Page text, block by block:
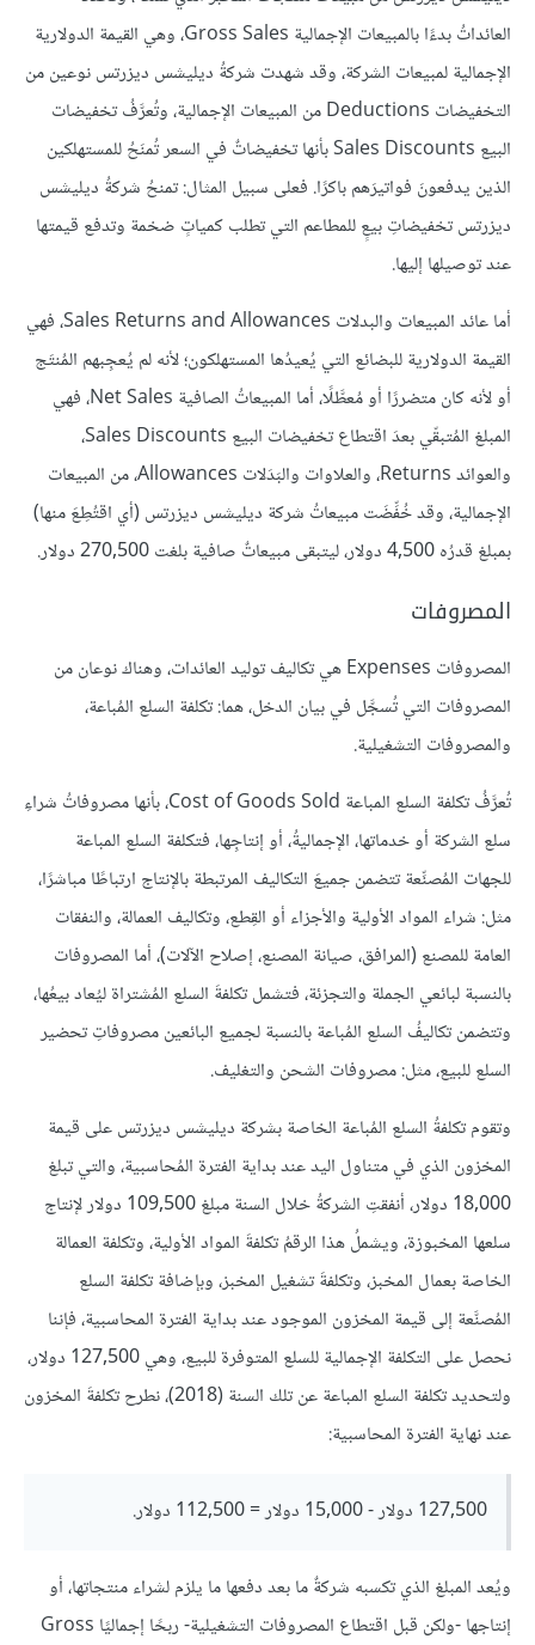
العائداتُ بدءًا بالمبيعات الإجمالية Gross Sales، وهي القيمة الدولارية
الإجمالية لمبيعات الشركة، وقد شهدت شركةُ ديليشس ديزرتس نوعين من
التخفيضات Deductions من المبيعات الإجمالية، وتُعرَّفُ تخفيضات
البيع Sales Discounts بأنها تخفيضاتٌ في السعر تُمنَحُ للمستهلكين
الذين يدفعونَ فواتيرَهم باكرًا. فعلى سبيل المثال: تمنحُ شركةُ ديليشس
ديزرتس تخفيضاتِ بيعٍ للمطاعم التي تطلب كمياتٍ ضخمة وتدفع قيمتها
عند توصيلها إليها.
أما عائد المبيعات والبدلات Sales Returns and Allowances، فهي
القيمة الدولارية للبضائع التي يُعيدُها المستهلكون؛ لأنه لم يُعجِبهم المُنتَج
أو لأنه كان متضررًا أو مُعطَّلًا، أما المبيعاتُ الصافية Net Sales، فهي
المبلغ المُتبقّي بعدَ اقتطاع تخفيضات البيع Sales Discounts،
والعوائد Returns، والعلاوات والبَدَلات Allowances، من المبيعات
الإجمالية، وقد خُفِّضَت مبيعاتُ شركة ديليشس ديزرتس (أي اقتُطِعَ منها)
بمبلغ قدرُه 4,500 دولار، ليتبقى مبيعاتٌ صافية بلغت 270,500 دولار.
المصروفات
المصروفات Expenses هي تكاليف توليد العائدات، وهناك نوعان من
المصروفات التي تُسجَّل في بيان الدخل، هما: تكلفة السلع المُباعة،
والمصروفات التشغيلية.
تُعرَّفُ تكلفة السلع المباعة Cost of Goods Sold، بأنها مصروفاتُ شراءِ
سلع الشركة أو خدماتها، الإجماليةُ، أو إنتاجِها، فتكلفة السلع المباعة
للجهات المُصنِّعة تتضمن جميعَ التكاليف المرتبطة بالإنتاج ارتباطًا مباشرًا،
مثل: شراء المواد الأولية والأجزاء أو القِطع، وتكاليف العمالة، والنفقات
العامة للمصنع (المرافق، صيانة المصنع، إصلاح الآلات)، أما المصروفات
بالنسبة لبائعي الجملة والتجزئة، فتشمل تكلفةَ السلع المُشتراة ليُعاد بيعُها،
وتتضمن تكاليفُ السلع المُباعة بالنسبة لجميع البائعين مصروفاتِ تحضير
السلع للبيع، مثل: مصروفات الشحن والتغليف.
وتقوم تكلفةُ السلع المُباعة الخاصة بشركة ديليشس ديزرتس على قيمة
المخزون الذي في متناول اليد عند بداية الفترة المُحاسبية، والتي تبلغ
18,000 دولار، أنفقتِ الشركةُ خلال السنة مبلغ 109,500 دولار لإنتاج
سلعها المخبوزة، ويشملُ هذا الرقمُ تكلفةَ المواد الأولية، وتكلفة العمالة
الخاصة بعمال المخبز، وتكلفةَ تشغيل المخبز، وبإضافة تكلفة السلع
المُصنَّعة إلى قيمة المخزون الموجود عند بداية الفترة المحاسبية، فإننا
نحصل على التكلفة الإجمالية للسلع المتوفرة للبيع، وهي 127,500 دولار،
ولتحديد تكلفة السلع المباعة عن تلك السنة (2018)، نطرح تكلفةَ المخزون
عند نهاية الفترة المحاسبية:
127,500 دولار - 15,000 دولار = 112,500 دولار.
ويُعد المبلغ الذي تكسبه شركةٌ ما بعد دفعها ما يلزم لشراء منتجاتها، أو
إنتاجها -ولكن قبل اقتطاع المصروفات التشغيلية- ربحًا إجماليًا Gross